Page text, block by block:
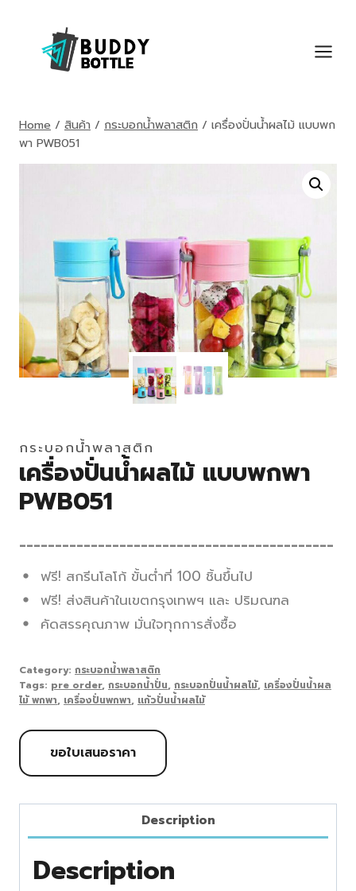
content
Home / สินค้า / กระบอกน้ำพลาสติก / เครื่องปั่นน้ำผลไม้ แบบพก
พา PWB051
กระบอกน้ำพลาสติก
เครื่องปั่นน้ำผลไม้ แบบพกพา
PWB051
____________________________________________
ฟรี! สกรีนโลโก้ ขั้นต่ำที่ 100 ชิ้นขึ้นไป
ฟรี! ส่งสินค้าในเขตกรุงเทพฯ และ ปริมณฑล
คัดสรรคุณภาพ มั่นใจทุกการสั่งซื้อ
Category: กระบอกน้ำพลาสติก
Tags: pre order, กระบอกน้ำปั่น, กระบอกปั่นน้ำผลไม้, เครื่องปั่นน้ำผล
ไม้ พกพา, เครื่องปั่นพกพา, แก้วปั่นน้ำผลไม้
ขอใบเสนอราคา
Description
Description